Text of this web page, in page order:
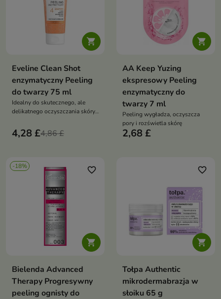

Eveline Clean Shot
enzymatyczny Peeling
do twarzy 75 ml
Idealny do skutecznego, ale
delikatnego oczyszczania skóry,
4,28 £4,86 £

AA Keep Yuzing
ekspresowy Peeling
enzymatyczny do
twarzy 7 ml
Peeling wygładza, oczyszcza
pory i rozświetla skórę
2,68 £
-18%

favorite_border
Bielenda Advanced
Therapy Progresywny
peeling ognisty do

favorite_border
Tołpa Authentic
mikrodermabrazja w
słoiku 65 g